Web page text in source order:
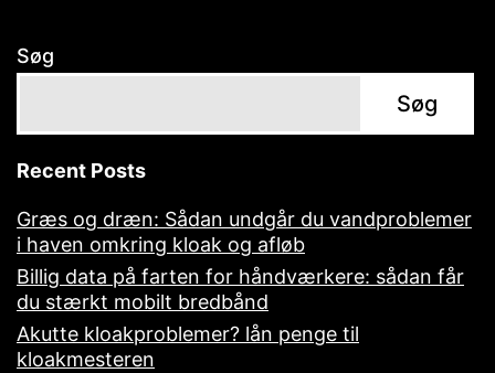
Søg
Søg
Recent Posts
Græs og dræn: Sådan undgår du vandproblemer
i haven omkring kloak og afløb
Billig data på farten for håndværkere: sådan får
du stærkt mobilt bredbånd
Akutte kloakproblemer? lån penge til
kloakmesteren